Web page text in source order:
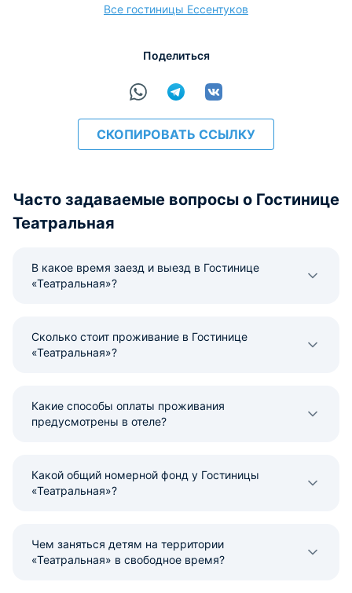
Все гостиницы Ессентуков
Поделиться
СКОПИРОВАТЬ ССЫЛКУ
Часто задаваемые вопросы о Гостинице
Театральная
В какое время заезд и выезд в Гостинице
«Театральная»?
Сколько стоит проживание в Гостинице
«Театральная»?
Какие способы оплаты проживания
предусмотрены в отеле?
Какой общий номерной фонд у Гостиницы
«Театральная»?
Чем заняться детям на территории
«Театральная» в свободное время?